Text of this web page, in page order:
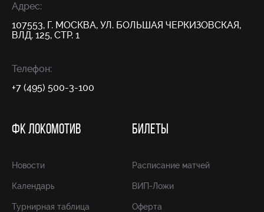
Адрес:
107553, Г. МОСКВА, УЛ. БОЛЬШАЯ ЧЕРКИЗОВСКАЯ,
ВЛД. 125, СТР. 1
Телефон:
+7 (495) 500-3-100
ФК ЛОКОМОТИВ
Новости
Календарь
Турнирная таблица
БИЛЕТЫ
Расписание матчей
ВИП-Ложи
Оферта